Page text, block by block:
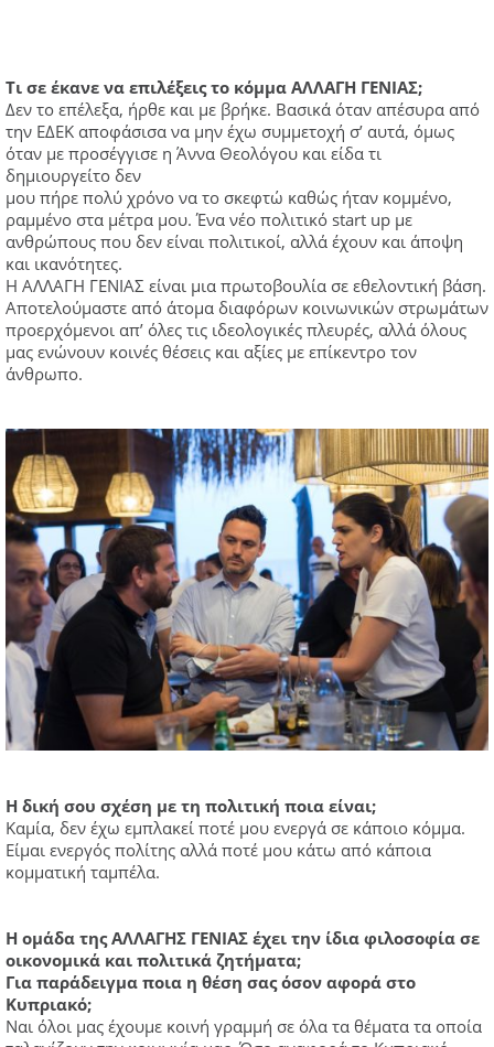
Τι σε έκανε να επιλέξεις το κόμμα ΑΛΛΑΓΗ ΓΕΝΙΑΣ;
Δεν το επέλεξα, ήρθε και με βρήκε. Βασικά όταν απέσυρα από
την ΕΔΕΚ αποφάσισα να μην έχω συμμετοχή σ’ αυτά, όμως
όταν με προσέγγισε η Άννα Θεολόγου και είδα τι
δημιουργείτο δεν
μου πήρε πολύ χρόνο να το σκεφτώ καθώς ήταν κομμένο,
ραμμένο στα μέτρα μου. Ένα νέο πολιτικό start up με
ανθρώπους που δεν είναι πολιτικοί, αλλά έχουν και άποψη
και ικανότητες.
Η ΑΛΛΑΓΗ ΓΕΝΙΑΣ είναι μια πρωτοβουλία σε εθελοντική βάση.
Αποτελούμαστε από άτομα διαφόρων κοινωνικών στρωμάτων
προερχόμενοι απ’ όλες τις ιδεολογικές πλευρές, αλλά όλους
μας ενώνουν κοινές θέσεις και αξίες με επίκεντρο τον
άνθρωπο.
Η δική σου σχέση με τη πολιτική ποια είναι;
Καμία, δεν έχω εμπλακεί ποτέ μου ενεργά σε κάποιο κόμμα.
Είμαι ενεργός πολίτης αλλά ποτέ μου κάτω από κάποια
κομματική ταμπέλα.
Η ομάδα της ΑΛΛΑΓΗΣ ΓΕΝΙΑΣ έχει την ίδια φιλοσοφία σε
οικονομικά και πολιτικά ζητήματα;
Για παράδειγμα ποια η θέση σας όσον αφορά στο
Κυπριακό;
Ναι όλοι μας έχουμε κοινή γραμμή σε όλα τα θέματα τα οποία